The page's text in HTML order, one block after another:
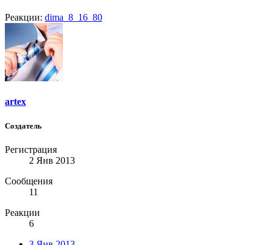
Реакции: dima_8_16_80
artex
Создатель
Регистрация
2 Янв 2013
Сообщения
11
Реакции
6